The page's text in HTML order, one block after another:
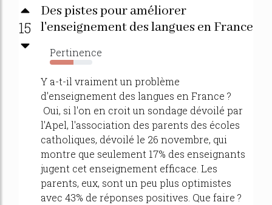
15
Des pistes pour améliorer
l'enseignement des langues en France
Pertinence
55%
Y a-t-il vraiment un problème
d'enseignement des langues en France ?
Oui, si l'on en croit un sondage dévoilé par
l'Apel, l'association des parents des écoles
catholiques, dévoilé le 26 novembre, qui
montre que seulement 17% des enseignants
jugent cet enseignement efficace. Les
parents, eux, sont un peu plus optimistes
avec 43% de réponses positives. Que faire ?